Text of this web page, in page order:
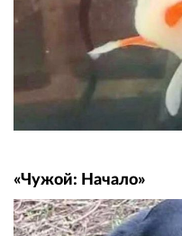
«Чужой: Начало»